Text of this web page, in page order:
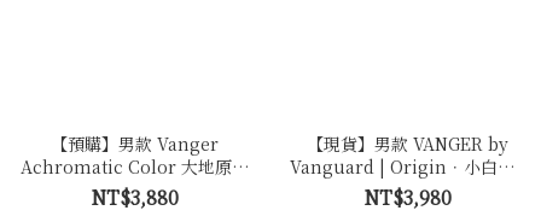
【預購】男款 Vanger
Achromatic Color 大地原色
休閒鞋－Ca001皚白色(牛皮)
NT$3,880
【現貨】男款 VANGER by
Vanguard | Origin．小白鞋 -
Ca005 極簡白
NT$3,980